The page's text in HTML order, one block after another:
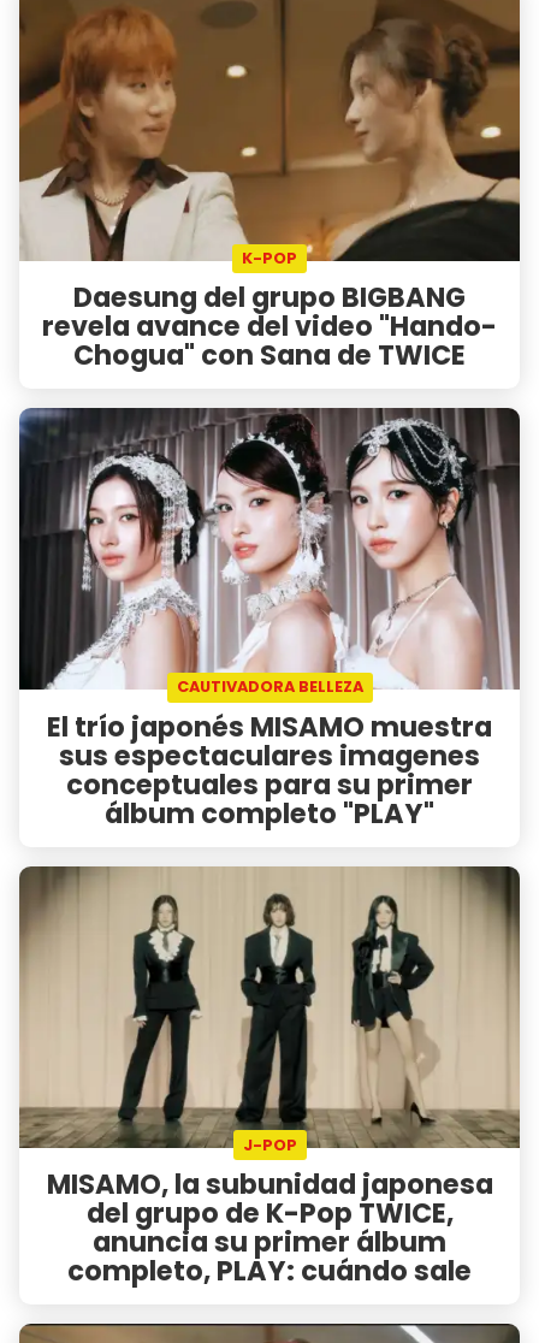
K-POP
Daesung del grupo BIGBANG
revela avance del video "Hando-
Chogua" con Sana de TWICE
CAUTIVADORA BELLEZA
El trío japonés MISAMO muestra
sus espectaculares imagenes
conceptuales para su primer
álbum completo "PLAY"
J-POP
MISAMO, la subunidad japonesa
del grupo de K-Pop TWICE,
anuncia su primer álbum
completo, PLAY: cuándo sale